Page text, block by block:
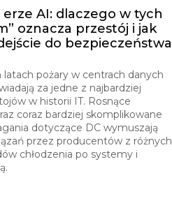
AI: dlaczego w tych
oznacza przestój i jak
do bezpieczeństwa
latach pożary w centrach danych
za jedne z najbardziej
w historii IT. Rosnące
coraz bardziej skomplikowane
dotyczące DC wymuszają
przez producentów z różnych
chłodzenia po systemy i